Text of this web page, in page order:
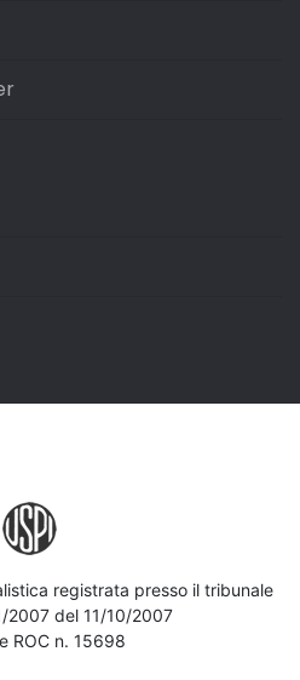
registrata presso il tribunale
2007 del 11/10/2007
ROC n. 15698